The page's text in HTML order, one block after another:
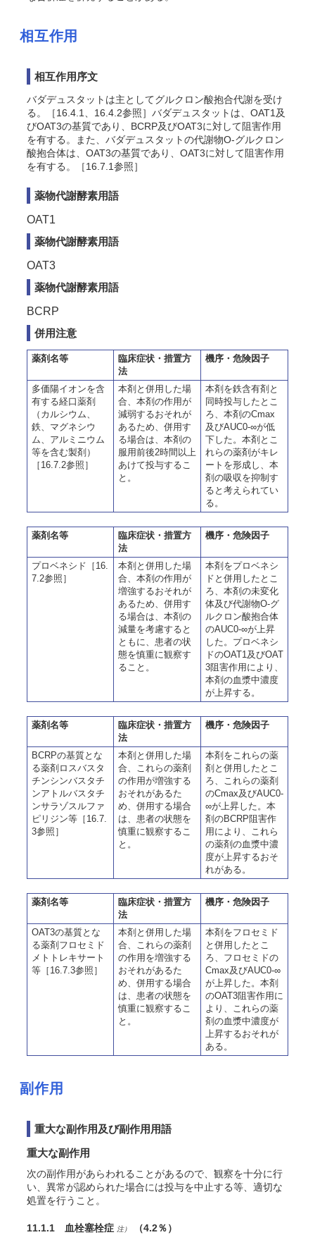
相互作用
相互作用序文
バダデュスタットは主としてグルクロン酸抱合代謝を受け
る。［16.4.1、16.4.2参照］バダデュスタットは、OAT1及
びOAT3の基質であり、BCRP及びOAT3に対して阻害作用
を有する。また、バダデュスタットの代謝物O-グルクロン
酸抱合体は、OAT3の基質であり、OAT3に対して阻害作用
を有する。［16.7.1参照］
薬物代謝酵素用語
OAT1
薬物代謝酵素用語
OAT3
薬物代謝酵素用語
BCRP
併用注意
薬剤名等
臨床症状・措置方
法
機序・危険因子
多価陽イオンを含
有する経口薬剤
（カルシウム、
鉄、マグネシウ
ム、アルミニウム
等を含む製剤）
［16.7.2参照］
本剤と併用した場
合、本剤の作用が
減弱するおそれが
あるため、併用す
る場合は、本剤の
服用前後2時間以上
あけて投与するこ
と。
本剤を鉄含有剤と
同時投与したとこ
ろ、本剤のCmax
及びAUC0-∞が低
下した。本剤とこ
れらの薬剤がキレ
ートを形成し、本
剤の吸収を抑制す
ると考えられてい
る。
薬剤名等
臨床症状・措置方
法
機序・危険因子
プロベネシド［16.
7.2参照］
本剤と併用した場
合、本剤の作用が
増強するおそれが
あるため、併用す
る場合は、本剤の
減量を考慮すると
ともに、患者の状
態を慎重に観察す
ること。
本剤をプロベネシ
ドと併用したとこ
ろ、本剤の未変化
体及び代謝物O-グ
ルクロン酸抱合体
のAUC0-∞が上昇
した。プロベネシ
ドのOAT1及びOAT
3阻害作用により、
本剤の血漿中濃度
が上昇する。
薬剤名等
臨床症状・措置方
法
機序・危険因子
BCRPの基質とな
る薬剤ロスバスタ
チンシンバスタチ
ンアトルバスタチ
ンサラゾスルファ
ピリジン等［16.7.
3参照］
本剤と併用した場
合、これらの薬剤
の作用が増強する
おそれがあるた
め、併用する場合
は、患者の状態を
慎重に観察するこ
と。
本剤をこれらの薬
剤と併用したとこ
ろ、これらの薬剤
のCmax及びAUC0-
∞が上昇した。本
剤のBCRP阻害作
用により、これら
の薬剤の血漿中濃
度が上昇するおそ
れがある。
薬剤名等
臨床症状・措置方
法
機序・危険因子
OAT3の基質とな
る薬剤フロセミド
メトトレキサート
等［16.7.3参照］
本剤と併用した場
合、これらの薬剤
の作用を増強する
おそれがあるた
め、併用する場合
は、患者の状態を
慎重に観察するこ
と。
本剤をフロセミド
と併用したとこ
ろ、フロセミドの
Cmax及びAUC0-∞
が上昇した。本剤
のOAT3阻害作用に
より、これらの薬
剤の血漿中濃度が
上昇するおそれが
ある。
副作用
重大な副作用及び副作用用語
重大な副作用
次の副作用があらわれることがあるので、観察を十分に行
い、異常が認められた場合には投与を中止する等、適切な
処置を行うこと。
11.1.1 血栓塞栓症 注） （4.2％）